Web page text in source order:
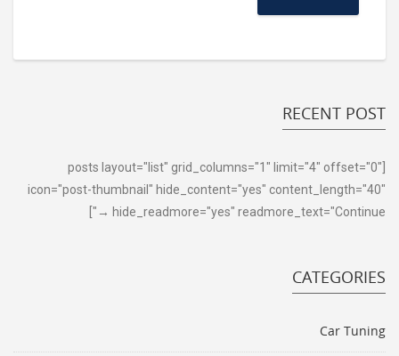
RECENT POST
[posts layout="list" grid_columns="1" limit="4" offset="0"
icon="post-thumbnail" hide_content="yes" content_length="40"
hide_readmore="yes" readmore_text="Continue →"]
CATEGORIES
Car Tuning